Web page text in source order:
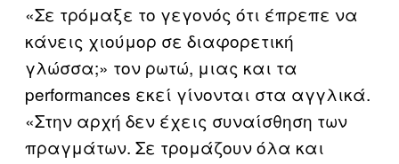
«Σε τρόμαξε το γεγονός ότι έπρεπε να
κάνεις χιούμορ σε διαφορετική
γλώσσα;» τον ρωτώ, μιας και τα
performances εκεί γίνονται στα αγγλικά.
«Στην αρχή δεν έχεις συναίσθηση των
πραγμάτων. Σε τρομάζουν όλα και